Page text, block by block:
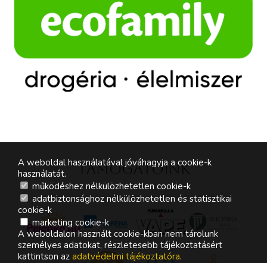
Támogatóink
A weboldal használatával jóváhagyja a cookie-k
használatát.
működéshez nélkülözhetetlen cookie-k
adatbiztonsághoz nélkülözhetetlen és statisztikai
cookie-k
marketing cookie-k
A weboldalon használt cookie-kban nem tárolunk
személyes adatokat, részletesebb tájékoztatásért
kattintson az adatvédelmi tájékoztatóra.